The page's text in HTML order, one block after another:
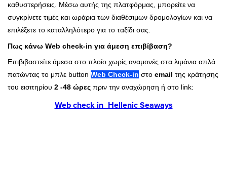
καθυστερήσεις. Μέσω αυτής της πλατφόρμας, μπορείτε να
συγκρίνετε τιμές και ωράρια των διαθέσιμων δρομολογίων και να
επιλέξετε το καταλληλότερο για το ταξίδι σας.
Πως κάνω Web check-in για άμεση επιβίβαση?
Επιβιβαστείτε άμεσα στο πλοίο χωρίς αναμονές στα λιμάνια απλά
πατώντας το μπλε button Web Check-in στο email της κράτησης
του εισιτηρίου 2 -48 ώρες πριν την αναχώρηση ή στο link:
Web check in_Hellenic Seaways